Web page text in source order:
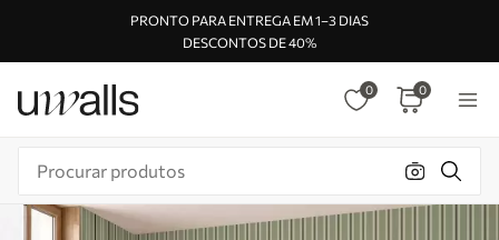
PRONTO PARA ENTREGA EM 1–3 DIAS
DESCONTOS DE 40%
0 0